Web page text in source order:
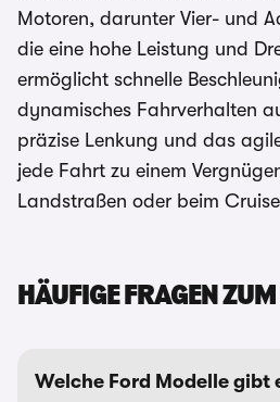
Motoren, darunter Vier- und
die eine hohe Leistung und
ermöglicht schnelle
dynamisches Fahrverhalten
präzise Lenkung und das
jede Fahrt zu einem
Landstraßen oder beim
HÄUFIGE FRAGEN
Welche Ford Modelle gibt